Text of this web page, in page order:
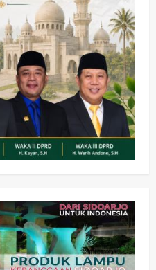
di Atas Rumput Sintetis:
PP Sidoarjo
Mesin Menuju Piala
5 Agustus 2026